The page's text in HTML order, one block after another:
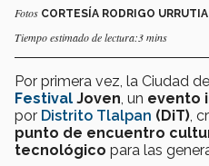
Fotos CORTESÍA RODRIGO URRUTIA
Tiempo estimado de lectura:3 mins
Por primera vez, la Ciudad
Festival Joven , un evento
por Distrito Tlalpan (DiT) ,
punto de encuentro
tecnológico para las